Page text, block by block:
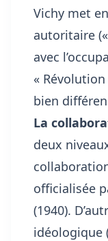
Vichy met
autoritaire
avec
«
bien
La
deux
officialisée
(1940).
idéologique